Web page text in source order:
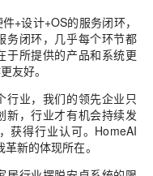
设计+OS的服务闭环，
务闭环，几乎每个环节都
于所提供的产品和系统更
友好。
业，我们的领先企业只
新，行业才有机会持续发
获得行业认可。HomeAI
新的体现所在。